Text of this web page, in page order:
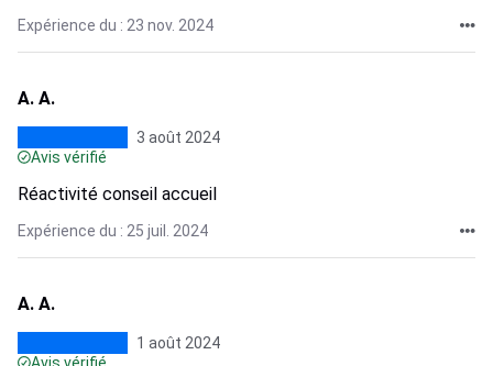
Expérience du : 23 nov. 2024
A. A.
3 août 2024
Avis vérifié
Réactivité conseil accueil
Expérience du : 25 juil. 2024
A. A.
1 août 2024